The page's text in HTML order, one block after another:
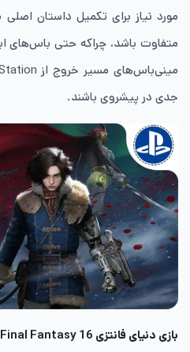
مورد نیاز برای تکمیل داستان
جدی در پیشروی باشند.
بازی دنیای فانتزی Final Fantasy 16